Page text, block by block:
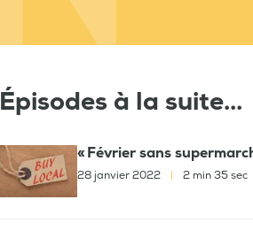
Épisodes à la suite...
« Février sans
28 janvier 2022 2 min 35 sec